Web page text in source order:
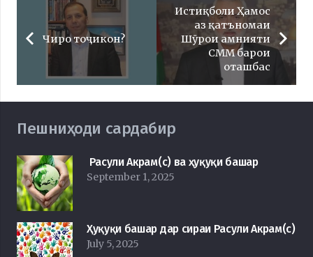
Чиро тоҷикон?
Истиқболи Ҳамос
аз қатъномаи
Шӯрои амнияти
СММ барои
оташбас
Пешниҳоди сардабир
Расули Акрам(с) ва ҳуқуқи башар
September 1, 2025
Ҳуқуқи башар дар сираи Расули Акрам(с)
July 5, 2025